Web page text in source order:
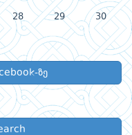
28 29 30
ზე